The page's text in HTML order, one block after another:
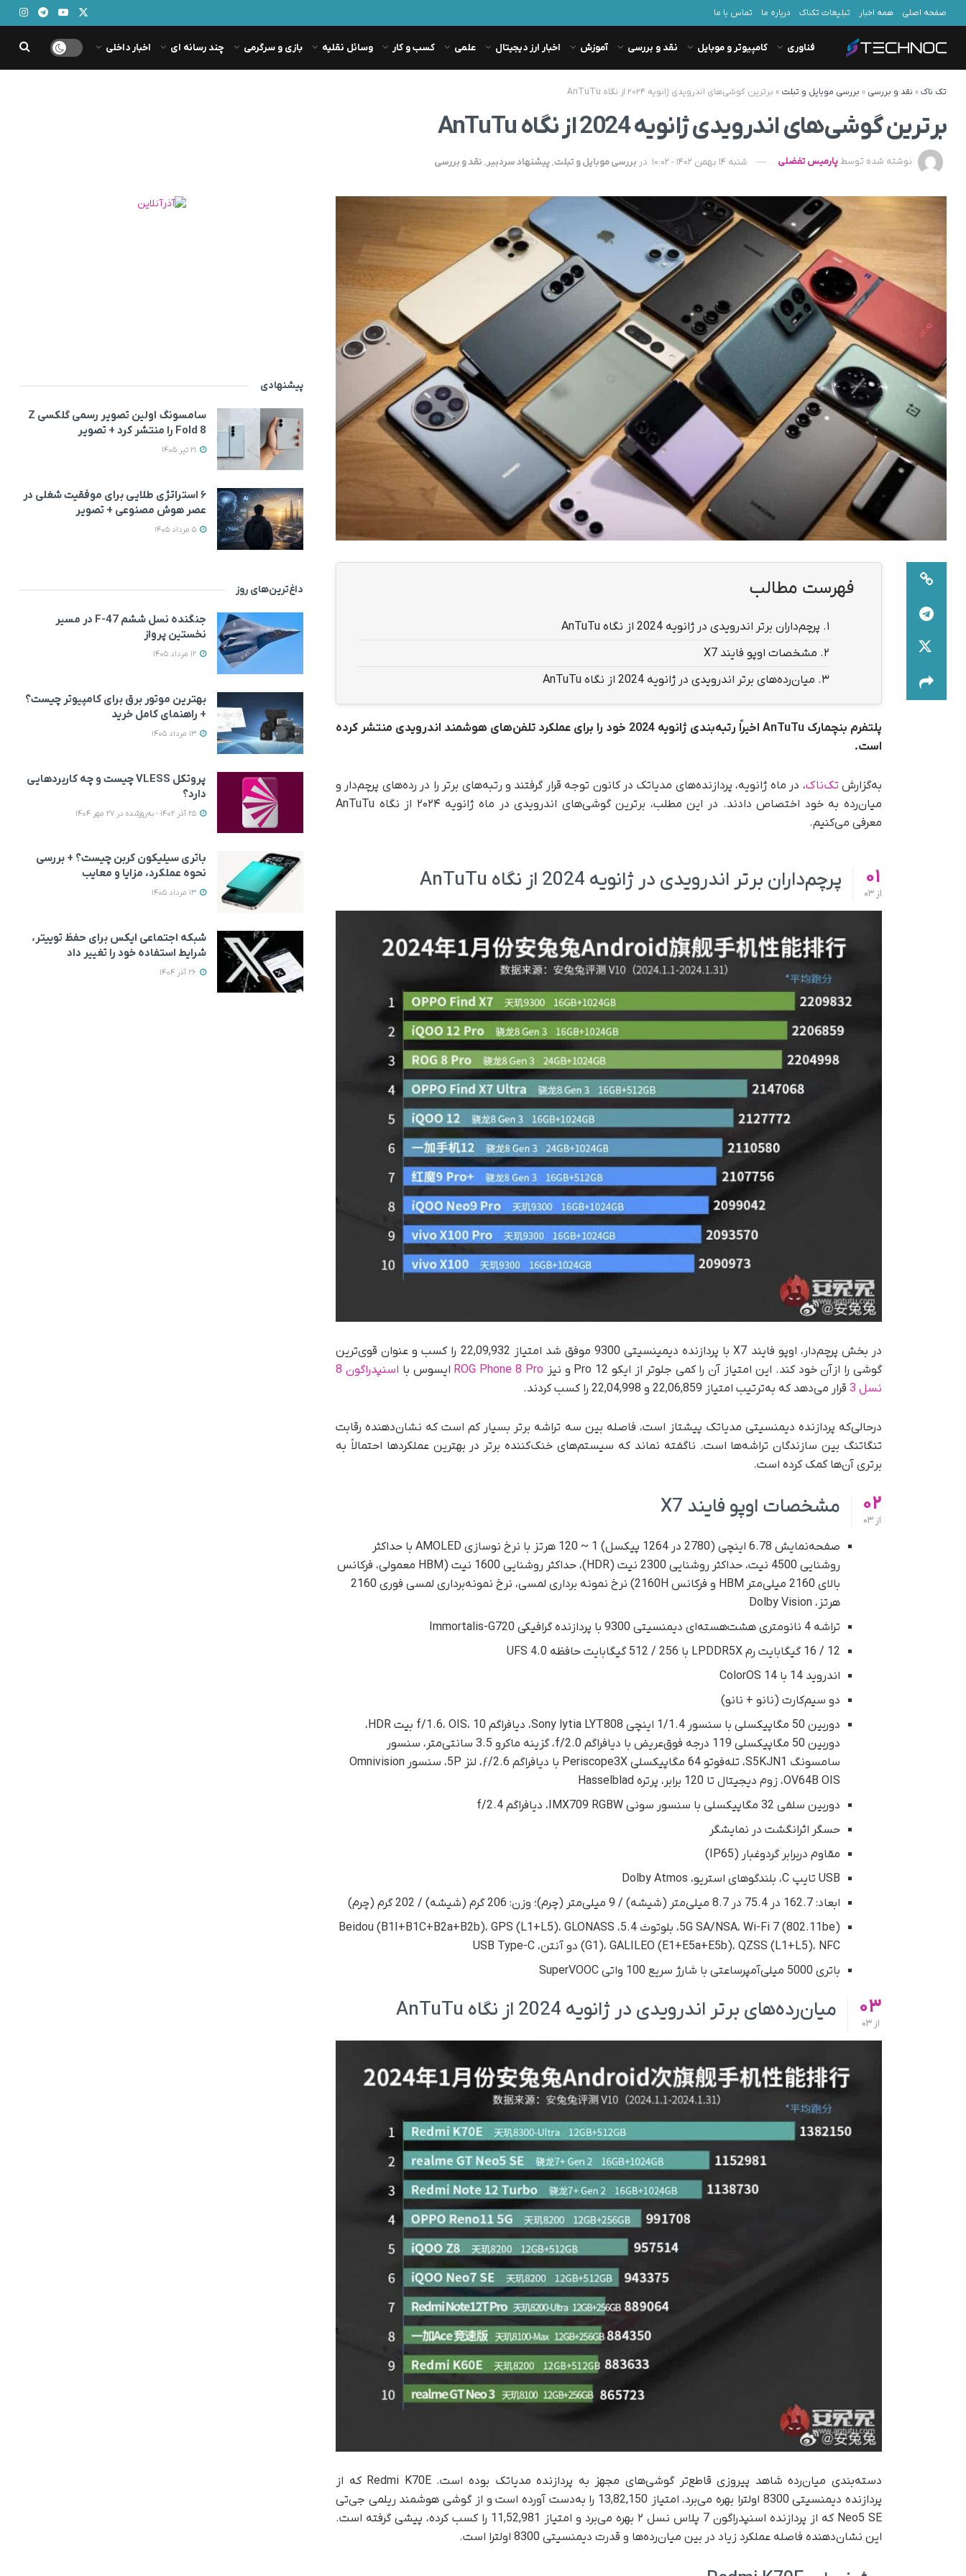
صفحه اصلی همه اخبار تبلیغات تکناک درباره ما تماس با ما
فناوری کامپیوتر و موبایل نقد و بررسی آموزش اخبار ارز دیجیتال علمی کسب و کار وسائل نقلیه بازی و سرگرمی چند رسانه ای اخبار داخلی
تک ناک» نقد و بررسی » بررسی موبایل و تبلت » برترین گوشی‌های اندرویدی ژانویه ۲۰۲۴ از نگاه AnTuTu
برترین گوشی‌های اندرویدی ژانویه 2024 از نگاه AnTuTu
نوشته شده توسط پارمیس تفضلی شنبه 14 بهمن 1402 - 10:02 در بررسی موبایل و تبلت,پیشنهاد سردبیر, نقد و بررسی
فهرست مطالب
1. پرچم‌داران برتر اندرویدی در ژانویه 2024 از نگاه AnTuTu
2. مشخصات اوپو فایند X7
3. میان‌رده‌های برتر اندرویدی در ژانویه 2024 از نگاه AnTuTu
پلتفرم بنچمارک AnTuTu اخیراً رتبه‌بندی ژانویه 2024 خود را برای عملکرد تلفن‌های هوشمند اندرویدی منتشر کرده
است.
به‌گزارش تک‌ناک، در ماه ژانویه، پردازنده‌های مدیاتک در کانون توجه قرار گرفتند و رتبه‌های برتر را در رده‌های پرچم‌دار و
میان‌رده به خود اختصاص دادند. در این مطلب، برترین گوشی‌های اندرویدی در ماه ژانویه ۲۰۲۴ از نگاه AnTuTu
معرفی می‌کنیم.
01
از
پرچم‌داران برتر اندرویدی در ژانویه 2024 از نگاه AnTuTu
در بخش پرچم‌دار، اوپو فایند X7 با پردازنده دیمینسیتی 9300 موفق شد امتیاز 22,09,932 را کسب و عنوان قوی‌ترین
گوشی را ازآن خود کند. این امتیاز آن را کمی جلوتر از ایکو 12 Pro و نیز
ROG Phone 8 Pro ایسوس با
اسنپدراگون 8
نسل 3
قرار می‌دهد که به‌ترتیب امتیاز 22,06,859 و 22,04,998 را کسب کردند.
در‌حالی‌که پردازنده دیمنسیتی مدیاتک پیشتاز است، فاصله بین سه تراشه برتر بسیار کم است که نشان‌دهنده رقابت
تنگاتنگ بین سازندگان تراشه‌ها است. ناگفته نماند که سیستم‌های خنک‌کننده برتر در بهترین عملکردها احتمالاً به
برتری آن‌ها کمک کرده است.
02
از
مشخصات اوپو فایند X7
صفحه‌نمایش 6.78 اینچی (2780 در 1264 پیکسل) 1 ~ 120 هرتز با نرخ نوسازی ​​AMOLED با حداکثر
روشنایی 4500 نیت، حداکثر روشنایی 2300 نیت (HDR)، حداکثر روشنایی 1600 نیت (HBM معمولی، فرکانس
بالای 2160 میلی‌متر HBM و فرکانس 2160H) نرخ نمونه برداری لمسی، نرخ نمونه‌برداری لمسی فوری 2160
هرتز، Dolby Vision
تراشه 4 نانومتری هشت‌هسته‌ای دیمنسیتی 9300 با پردازنده گرافیکی Immortalis-G720
12 / 16 گیگابایت رم LPDDR5X با 256 / 512 گیگابایت حافظه UFS 4.0
اندروید 14 با ColorOS 14
دو سیم‌کارت (نانو + نانو)
دوربین 50 مگاپیکسلی با سنسور 1/1.4 اینچی Sony lytia LYT808، دیافراگم f/1.6، OIS، 10 بیت HDR،
دوربین 50 مگاپیکسلی 119 درجه فوق‌عریض با دیافراگم f/2.0، گزینه ماکرو 3.5 سانتی‌متر، سنسور
سامسونگ S5KJN1، تله‌فوتو 64 مگاپیکسلی Periscope3X با دیافراگم ƒ/2.6، لنز 5P، سنسور Omnivision
OV64B OIS، زوم دیجیتال تا 120 برابر، پرتره Hasselblad
دوربین سلفی 32 مگاپیکسلی با سنسور سونی IMX709 RGBW، دیافراگم f/2.4
حسگر اثر‌انگشت در نمایشگر
مقاوم در‌برابر گرد‌و‌غبار (IP65)
USB تایپ C، بلندگوهای استریو، Dolby Atmos
ابعاد: 162.7 در 75.4 در 8.7 میلی‌متر (شیشه) / 9 میلی‌متر (چرم)؛ وزن: 206 گرم (شیشه) / 202 گرم (چرم)
5G SA/NSA، Wi-Fi 7 (802.11be)، بلوتوث 5.4، Beidou (B1I+B1C+B2a+B2b)، GPS (L1+L5)، GLONASS
(G1)، GALILEO (E1+E5a+E5b)، QZSS (L1+L5)، NFC دو آنتن، USB Type-C
باتری 5000 میلی‌آمپر‌ساعتی با شارژ سریع 100 واتی SuperVOOC
03
از 03
میان‌رده‌های برتر اندرویدی در ژانویه 2024 از نگاه AnTuTu
دسته‌بندی میان‌رده شاهد پیروزی قاطع‌تر گوشی‌های مجهز به پردازنده مدیاتک بوده است. Redmi K70E که از
پردازنده دیمنسیتی 8300 اولترا بهره می‌برد، امتیاز 13,82,150 را به‌دست آورده است و از گوشی هوشمند ریلمی جی‌تی
Neo5 SE که از پردازنده اسنپدراگون 7 پلاس نسل ۲ بهره می‌برد و امتیاز 11,52,981 را کسب کرده، پیشی گرفته است.
این نشان‌دهنده فاصله عملکرد زیاد در بین میان‌رده‌ها و قدرت دیمنسیتی 8300 اولترا است.
پیشنهادی
سامسونگ اولین تصویر رسمی گلکسی Z
Fold 8 را منتشر کرد + تصویر
۶ استراتژی طلایی برای موفقیت شغلی در
عصر هوش مصنوعی + تصویر
داغ‌ترین‌های روز
جنگنده نسل ششم F-47 در مسیر
نخستین پرواز
بهترین موتور برق برای کامپیوتر چیست؟
+ راهنمای کامل خرید
پروتکل VLESS چیست و چه کاربردهایی
دارد؟
باتری سیلیکون کربن چیست؟ + بررسی
نحوه عملکرد، مزایا و معایب
شبکه اجتماعی ایکس برای حفظ توییتر،
شرایط استفاده خود را تغییر داد